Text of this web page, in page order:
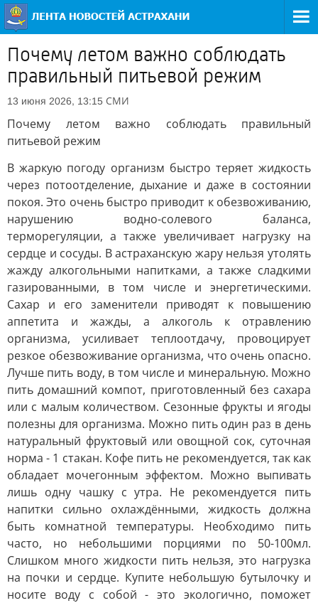
Почему летом важно соблюдать
правильный питьевой режим
13 июня 2026, 13:15 СМИ
Почему летом важно соблюдать правильный
питьевой режим
В жаркую погоду организм быстро теряет жидкость
через потоотделение, дыхание и даже в состоянии
покоя. Это очень быстро приводит к обезвоживанию,
нарушению водно-солевого баланса,
терморегуляции, а также увеличивает нагрузку на
сердце и сосуды. В астраханскую жару нельзя утолять
жажду алкогольными напитками, а также сладкими
газированными, в том числе и энергетическими.
Сахар и его заменители приводят к повышению
аппетита и жажды, а алкоголь к отравлению
организма, усиливает теплоотдачу, провоцирует
резкое обезвоживание организма, что очень опасно.
Лучше пить воду, в том числе и минеральную. Можно
пить домашний компот, приготовленный без сахара
или с малым количеством. Сезонные фрукты и ягоды
полезны для организма. Можно пить один раз в день
натуральный фруктовый или овощной сок, суточная
норма - 1 стакан. Кофе пить не рекомендуется, так как
обладает мочегонным эффектом. Можно выпивать
лишь одну чашку с утра. Не рекомендуется пить
напитки сильно охлаждёнными, жидкость должна
быть комнатной температуры. Необходимо пить
часто, но небольшими порциями по 50-100мл.
Слишком много жидкости пить нельзя, это нагрузка
на почки и сердце. Купите небольшую бутылочку и
носите воду с собой - это экологично, поможет